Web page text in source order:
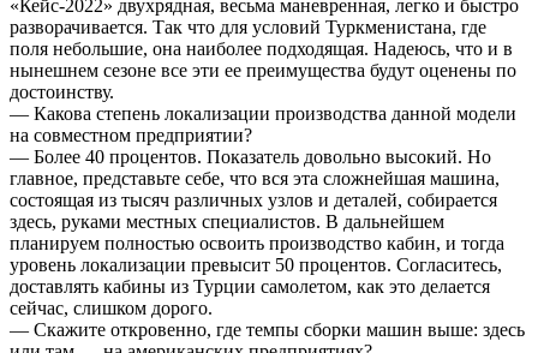
«Кейс-2022» двухрядная, весьма маневренная, легко и быстро
разворачивается. Так что для условий Туркменистана, где
поля небольшие, она наиболее подходящая. Надеюсь, что и в
нынешнем сезоне все эти ее преимущества будут оценены по
достоинству.
— Какова степень локализации производства данной модели
на совместном предприятии?
— Более 40 процентов. Показатель довольно высокий. Но
главное, представьте себе, что вся эта сложнейшая машина,
состоящая из тысяч различных узлов и деталей, собирается
здесь, руками местных специалистов. В дальнейшем
планируем полностью освоить производство кабин, и тогда
уровень локализации превысит 50 процентов. Согласитесь,
доставлять кабины из Турции самолетом, как это делается
сейчас, слишком дорого.
— Скажите откровенно, где темпы сборки машин выше: здесь